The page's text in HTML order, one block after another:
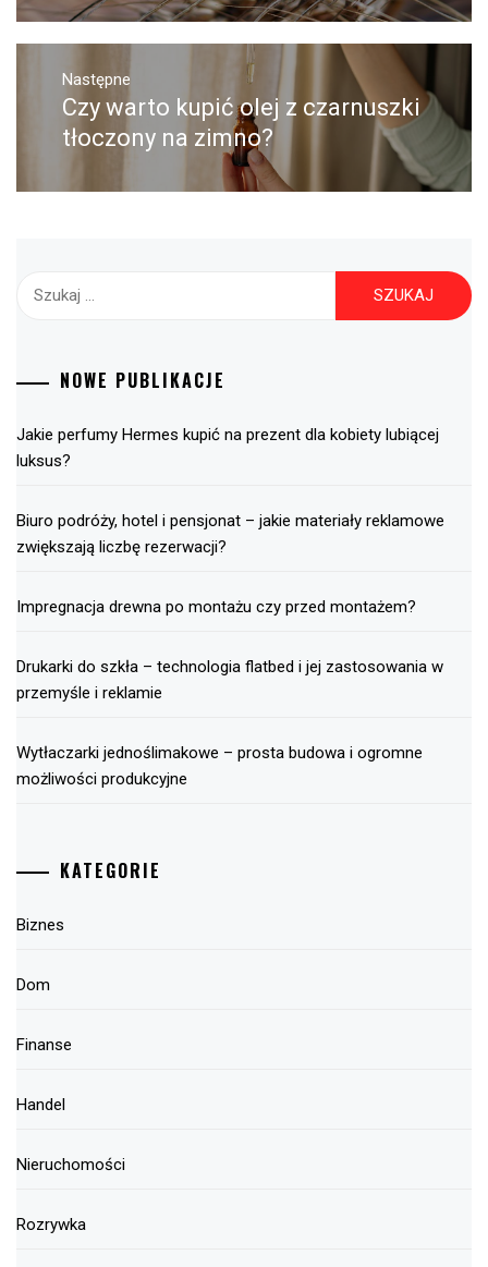
Następne
Następny
post:
Czy warto kupić olej z czarnuszki
tłoczony na zimno?
Szukaj:
NOWE PUBLIKACJE
Jakie perfumy Hermes kupić na prezent dla kobiety lubiącej
luksus?
Biuro podróży, hotel i pensjonat – jakie materiały reklamowe
zwiększają liczbę rezerwacji?
Impregnacja drewna po montażu czy przed montażem?
Drukarki do szkła – technologia flatbed i jej zastosowania w
przemyśle i reklamie
Wytłaczarki jednoślimakowe – prosta budowa i ogromne
możliwości produkcyjne
KATEGORIE
Biznes
Dom
Finanse
Handel
Nieruchomości
Rozrywka